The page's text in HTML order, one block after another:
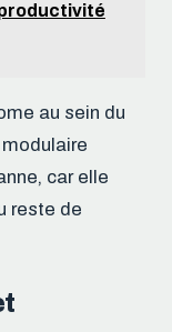
au sein du
car elle
reste de